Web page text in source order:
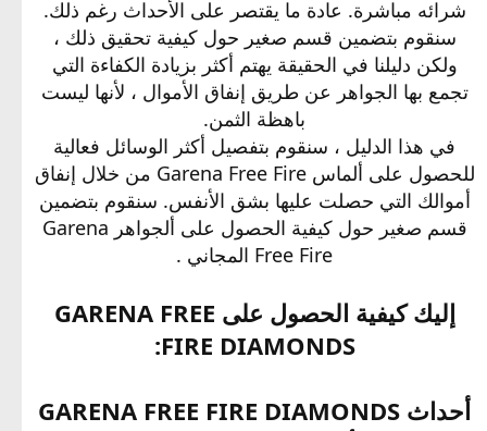
شرائه مباشرة. عادة ما يقتصر على الأحداث رغم ذلك.
سنقوم بتضمين قسم صغير حول كيفية تحقيق ذلك ،
ولكن دليلنا في الحقيقة يهتم أكثر بزيادة الكفاءة التي
تجمع بها الجواهر عن طريق إنفاق الأموال ، لأنها ليست
باهظة الثمن.
في هذا الدليل ، سنقوم بتفصيل أكثر الوسائل فعالية
للحصول على ألماس Garena Free Fire من خلال إنفاق
أموالك التي حصلت عليها بشق الأنفس. سنقوم بتضمين
قسم صغير حول كيفية الحصول على ألجواهر Garena
Free Fire المجاني .
إليك كيفية الحصول على GARENA FREE
FIRE DIAMONDS:
أحداث GARENA FREE FIRE DIAMONDS